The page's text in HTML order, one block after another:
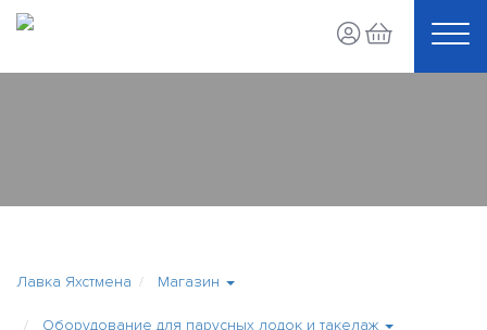
Лавка Яхстмена Магазин
Оборудование для парусных лодок и такелаж